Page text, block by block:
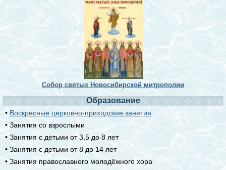
Собор святых Новосибирской митрополии
Образование
• Воскресные церковно-приходские занятия
• Занятия со взрослыми
• Занятия с детьми от 3,5 до 8 лет
• Занятия с детьми от 8 до 14 лет
• Занятия православного молодёжного хора